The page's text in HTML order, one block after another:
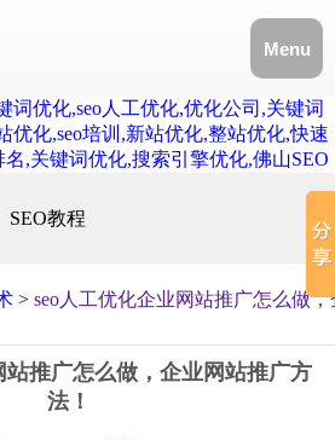
Menu
SEO教程
> seo人工优化企业网站推广怎么做
站推广怎么做，企业网站推广方
法！